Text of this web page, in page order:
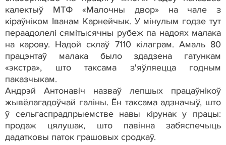
калектыў МТФ «Малочны двор» на чале з
кіраўніком Іванам Карнейчык. У мінулым годзе тут
пераадолелі сямітысячны рубеж па надоях малака
на карову. Надой склаў 7110 кілаграм. Амаль 80
працэнтаў малака было здадзена гатункам
«экстра», што таксама з'яўляецца годным
паказчыкам.
Андрэй Антонавіч назваў лепшых працаўнікоў
жывёлагадоўчай галіны. Ён таксама адзначыў, што
ў сельгаспрадпрыемстве навы кірунак у працы:
продаж цялушак, што павінна забяспечыць
дадатковы паток грашовых сродкаў.